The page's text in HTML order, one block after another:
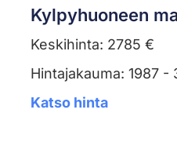
Kylpyhuoneen
Keskihinta: 2785 €
Hintajakauma: 1987 -
Katso hinta